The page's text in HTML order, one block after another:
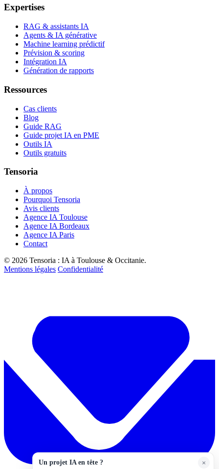
Expertises
RAG & assistants IA
Agents & IA générative
Machine learning prédictif
Prévision & scoring
Intégration IA
Génération de rapports
Ressources
Cas clients
Blog
Guide RAG
Guide projet IA en PME
Outils IA
Outils gratuits
Tensoria
À propos
Pourquoi Tensoria
Avis clients
Agence IA Toulouse
Agence IA Bordeaux
Agence IA Paris
Contact
© 2026 Tensoria : IA à Toulouse & Occitanie.
Mentions légales Confidentialité
×
Un projet IA en tête ?